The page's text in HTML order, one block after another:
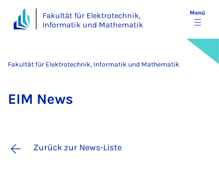
Fakultät für Elektrotechnik,
Informatik und Mathematik
Menü
Fakultät für Elektrotechnik, Informatik und Mathematik
EIM News
Zurück zur News-Liste